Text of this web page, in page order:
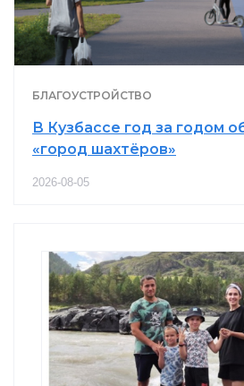
БЛАГОУСТРОЙСТВО
В Кузбассе год за годом
«город шахтёров»
2026-08-05